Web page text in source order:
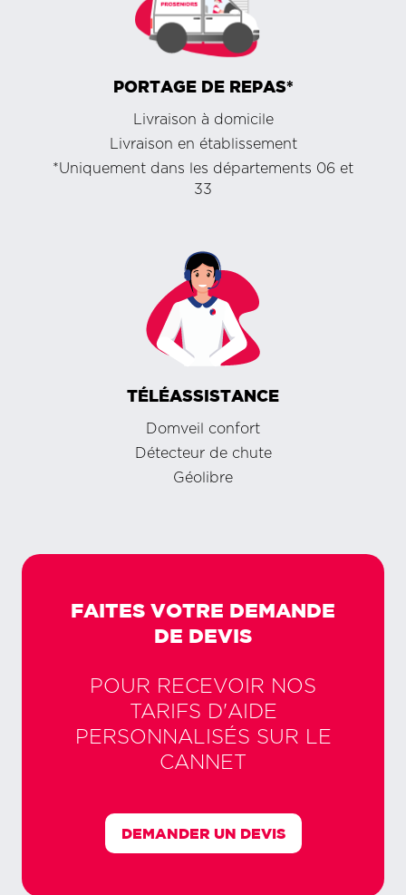
PORTAGE DE REPAS*
Livraison à domicile
Livraison en établissement
*Uniquement dans les départements 06 et
33
TÉLÉASSISTANCE
Domveil confort
Détecteur de chute
Géolibre
FAITES VOTRE DEMANDE
DE DEVIS
POUR RECEVOIR NOS
TARIFS D'AIDE
PERSONNALISÉS SUR
LE
CANNET
DEMANDER UN DEVIS